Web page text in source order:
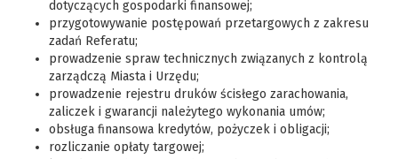
dotyczących gospodarki finansowej;
przygotowywanie postępowań przetargowych z zakresu
zadań Referatu;
prowadzenie spraw technicznych związanych z kontrolą
zarządczą Miasta i Urzędu;
prowadzenie rejestru druków ścisłego zarachowania,
zaliczek i gwarancji należytego wykonania umów;
obsługa finansowa kredytów, pożyczek i obligacji;
rozliczanie opłaty targowej;